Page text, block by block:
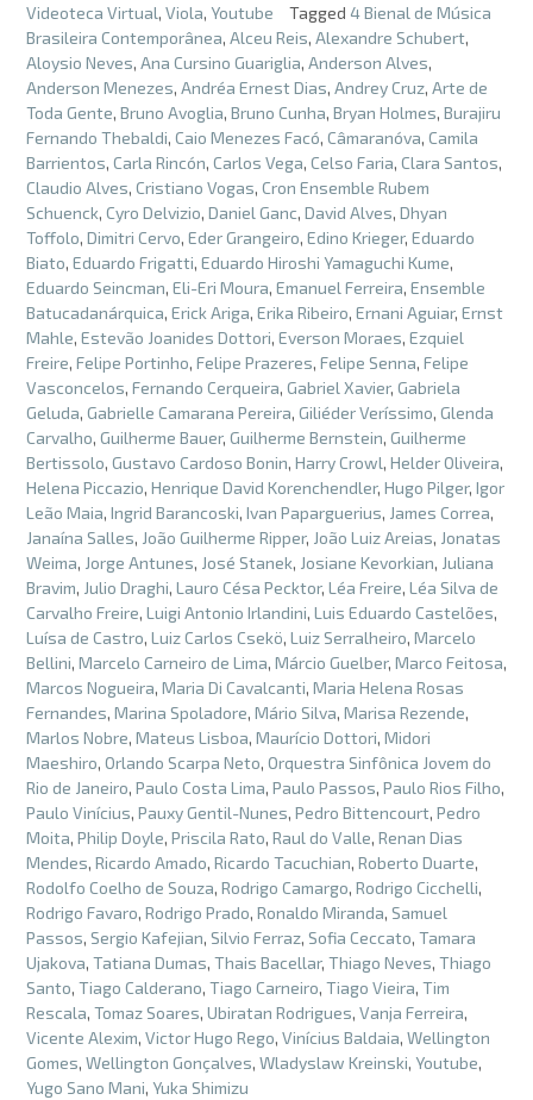
Videoteca Virtual, Viola, Youtube Tagged 4 Bienal de Música
Brasileira Contemporânea, Alceu Reis, Alexandre Schubert,
Aloysio Neves, Ana Cursino Guariglia, Anderson Alves,
Anderson Menezes, Andréa Ernest Dias, Andrey Cruz, Arte de
Toda Gente, Bruno Avoglia, Bruno Cunha, Bryan Holmes, Burajiru
Fernando Thebaldi, Caio Menezes Facó, Câmaranóva, Camila
Barrientos, Carla Rincón, Carlos Vega, Celso Faria, Clara Santos,
Claudio Alves, Cristiano Vogas, Cron Ensemble Rubem
Schuenck, Cyro Delvizio, Daniel Ganc, David Alves, Dhyan
Toffolo, Dimitri Cervo, Eder Grangeiro, Edino Krieger, Eduardo
Biato, Eduardo Frigatti, Eduardo Hiroshi Yamaguchi Kume,
Eduardo Seincman, Eli-Eri Moura, Emanuel Ferreira, Ensemble
Batucadanárquica, Erick Ariga, Erika Ribeiro, Ernani Aguiar, Ernst
Mahle, Estevão Joanides Dottori, Everson Moraes, Ezquiel
Freire, Felipe Portinho, Felipe Prazeres, Felipe Senna, Felipe
Vasconcelos, Fernando Cerqueira, Gabriel Xavier, Gabriela
Geluda, Gabrielle Camarana Pereira, Giliéder Veríssimo, Glenda
Carvalho, Guilherme Bauer, Guilherme Bernstein, Guilherme
Bertissolo, Gustavo Cardoso Bonin, Harry Crowl, Helder Oliveira,
Helena Piccazio, Henrique David Korenchendler, Hugo Pilger, Igor
Leão Maia, Ingrid Barancoski, Ivan Paparguerius, James Correa,
Janaína Salles, João Guilherme Ripper, João Luiz Areias, Jonatas
Weima, Jorge Antunes, José Stanek, Josiane Kevorkian, Juliana
Bravim, Julio Draghi, Lauro Césa Pecktor, Léa Freire, Léa Silva de
Carvalho Freire, Luigi Antonio Irlandini, Luis Eduardo Castelões,
Luísa de Castro, Luiz Carlos Csekö, Luiz Serralheiro, Marcelo
Bellini, Marcelo Carneiro de Lima, Márcio Guelber, Marco Feitosa,
Marcos Nogueira, Maria Di Cavalcanti, Maria Helena Rosas
Fernandes, Marina Spoladore, Mário Silva, Marisa Rezende,
Marlos Nobre, Mateus Lisboa, Maurício Dottori, Midori
Maeshiro, Orlando Scarpa Neto, Orquestra Sinfônica Jovem do
Rio de Janeiro, Paulo Costa Lima, Paulo Passos, Paulo Rios Filho,
Paulo Vinícius, Pauxy Gentil-Nunes, Pedro Bittencourt, Pedro
Moita, Philip Doyle, Priscila Rato, Raul do Valle, Renan Dias
Mendes, Ricardo Amado, Ricardo Tacuchian, Roberto Duarte,
Rodolfo Coelho de Souza, Rodrigo Camargo, Rodrigo Cicchelli,
Rodrigo Favaro, Rodrigo Prado, Ronaldo Miranda, Samuel
Passos, Sergio Kafejian, Silvio Ferraz, Sofia Ceccato, Tamara
Ujakova, Tatiana Dumas, Thais Bacellar, Thiago Neves, Thiago
Santo, Tiago Calderano, Tiago Carneiro, Tiago Vieira, Tim
Rescala, Tomaz Soares, Ubiratan Rodrigues, Vanja Ferreira,
Vicente Alexim, Victor Hugo Rego, Vinícius Baldaia, Wellington
Gomes, Wellington Gonçalves, Wladyslaw Kreinski, Youtube,
Yugo Sano Mani, Yuka Shimizu